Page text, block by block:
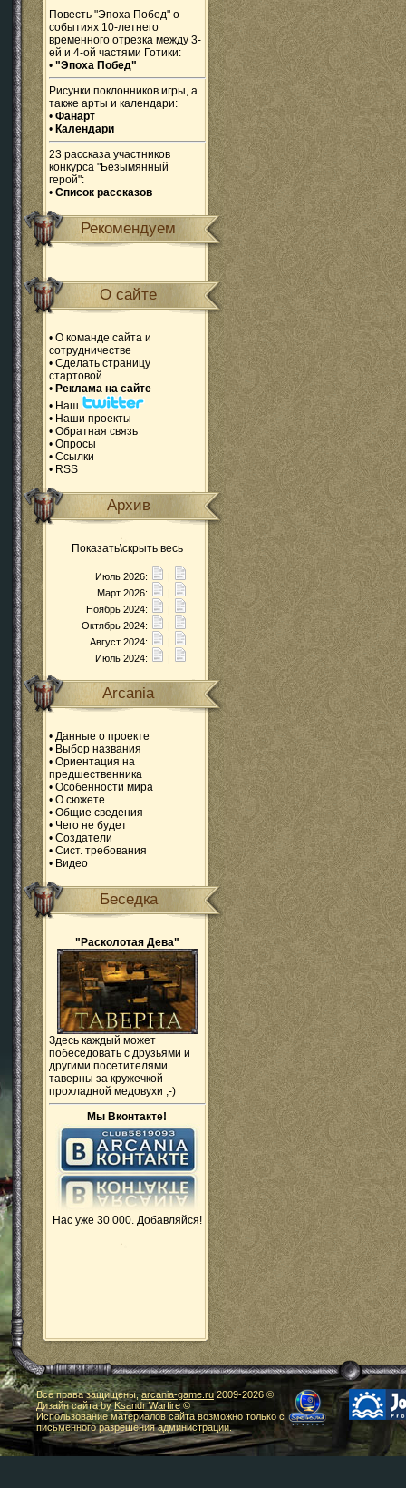
Повесть "Эпоха Побед" о
событиях 10-летнего
временного отрезка между 3-
ей и 4-ой частями Готики:
• "Эпоха Побед"
Рисунки поклонников игры, а
также арты и календари:
• Фанарт
• Календари
23 рассказа участников
конкурса "Безымянный
герой":
• Список рассказов
Рекомендуем
О сайте
• О команде сайта и
сотрудничестве
• Сделать страницу
стартовой
• Реклама на сайте
• Наш
• Наши проекты
• Обратная связь
• Опросы
• Ссылки
• RSS
Архив
Показать\скрыть весь
Июль 2026:
|
Март 2026:
|
Ноябрь 2024:
|
Октябрь 2024:
|
Август 2024:
|
Июль 2024:
|
Arcania
• Данные о проекте
• Выбор названия
• Ориентация на
предшественника
• Особенности мира
• О сюжете
• Общие сведения
• Чего не будет
• Создатели
• Сист. требования
• Видео
Беседка
"Расколотая Дева"
Здесь каждый может
побеседовать с друзьями и
другими посетителями
таверны за кружечкой
прохладной медовухи ;-)
Мы Вконтакте!
Нас уже 30 000. Добавляйся!
Все права защищены,arcania-game.ru2009-2026 ©
Дизайн сайта byKsandr Warfire©
Использование материалов сайта возможно только с
письменного разрешения администрации.